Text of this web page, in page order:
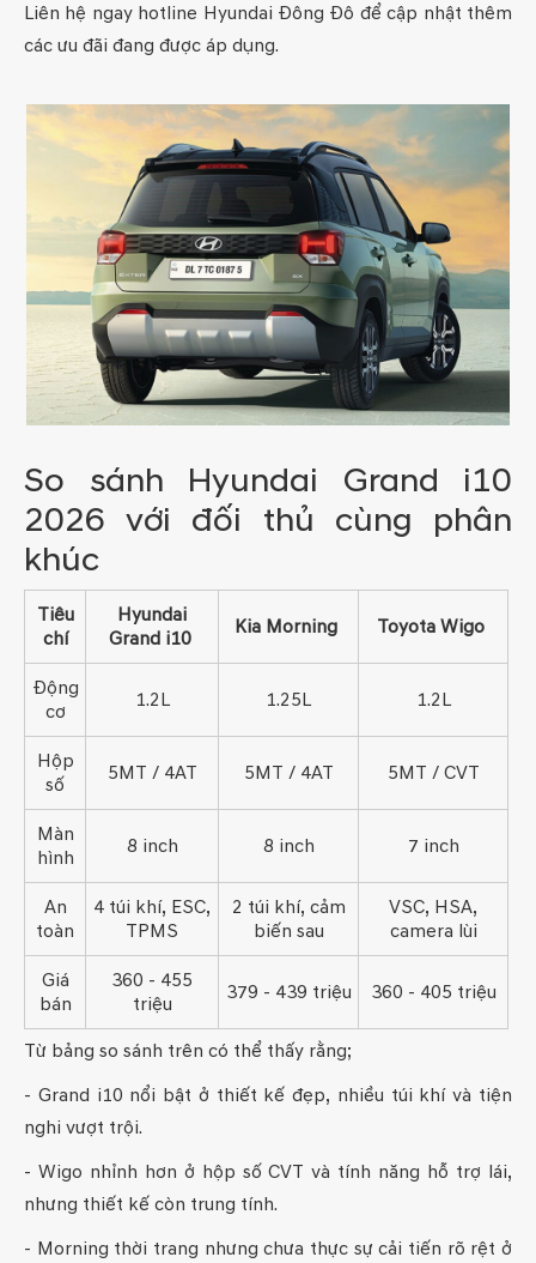
Liên hệ ngay hotline Hyundai Đông Đô để cập nhật thêm
các ưu đãi đang được áp dụng.
So sánh Hyundai Grand i10
2026 với đối thủ cùng phân
khúc
Tiêu
chí
Hyundai
Grand i10
Kia Morning Toyota Wigo
Động
cơ
1.2L 1.25L 1.2L
Hộp
số
5MT / 4AT 5MT / 4AT 5MT / CVT
Màn
hình
8 inch 8 inch 7 inch
An
toàn
4 túi khí, ESC,
TPMS
2 túi khí, cảm
biến sau
VSC, HSA,
camera lùi
Giá
bán
360 - 455
triệu
379 - 439 triệu 360 - 405 triệu
Từ bảng so sánh trên có thể thấy rằng;
- Grand i10 nổi bật ở thiết kế đẹp, nhiều túi khí và tiện
nghi vượt trội.
- Wigo nhỉnh hơn ở hộp số CVT và tính năng hỗ trợ lái,
nhưng thiết kế còn trung tính.
- Morning thời trang nhưng chưa thực sự cải tiến rõ rệt ở